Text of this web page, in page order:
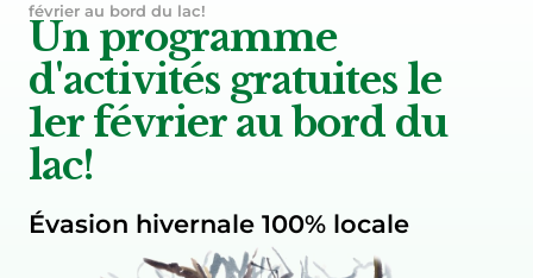
février au bord du lac!
Un programme
d'activités gratuites le
1er février au bord du
lac!
Évasion hivernale 100% locale